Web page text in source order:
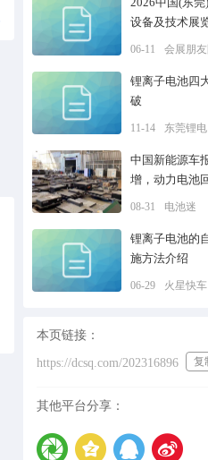
设备及技术展
06-11 会展朋友
锂离子电池四
破
11-14 东莞锂电
中国新能源车
增，动力电池
决环境污染问题
08-31 电池迷
锂离子电池的
施方法介绍
06-29 火星快车
本页链接：
https://dcsq.com/202316896 复
其他平台分享：